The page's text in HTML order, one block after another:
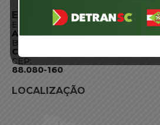
ENDEREÇO
Endereço:
Av. Almirante Tamandaré - 480
Bairro:
Coqueiros, Florianópolis SC
CEP:
88.080-160
LOCALIZAÇÃO